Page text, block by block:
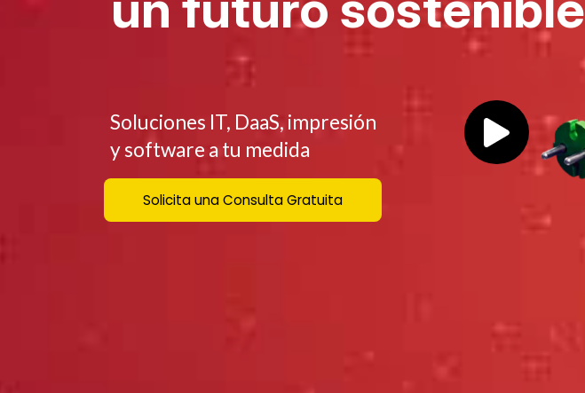
Solicita una Consulta Gratuita
Soluciones IT, DaaS, impresión
ysoftware atu medida